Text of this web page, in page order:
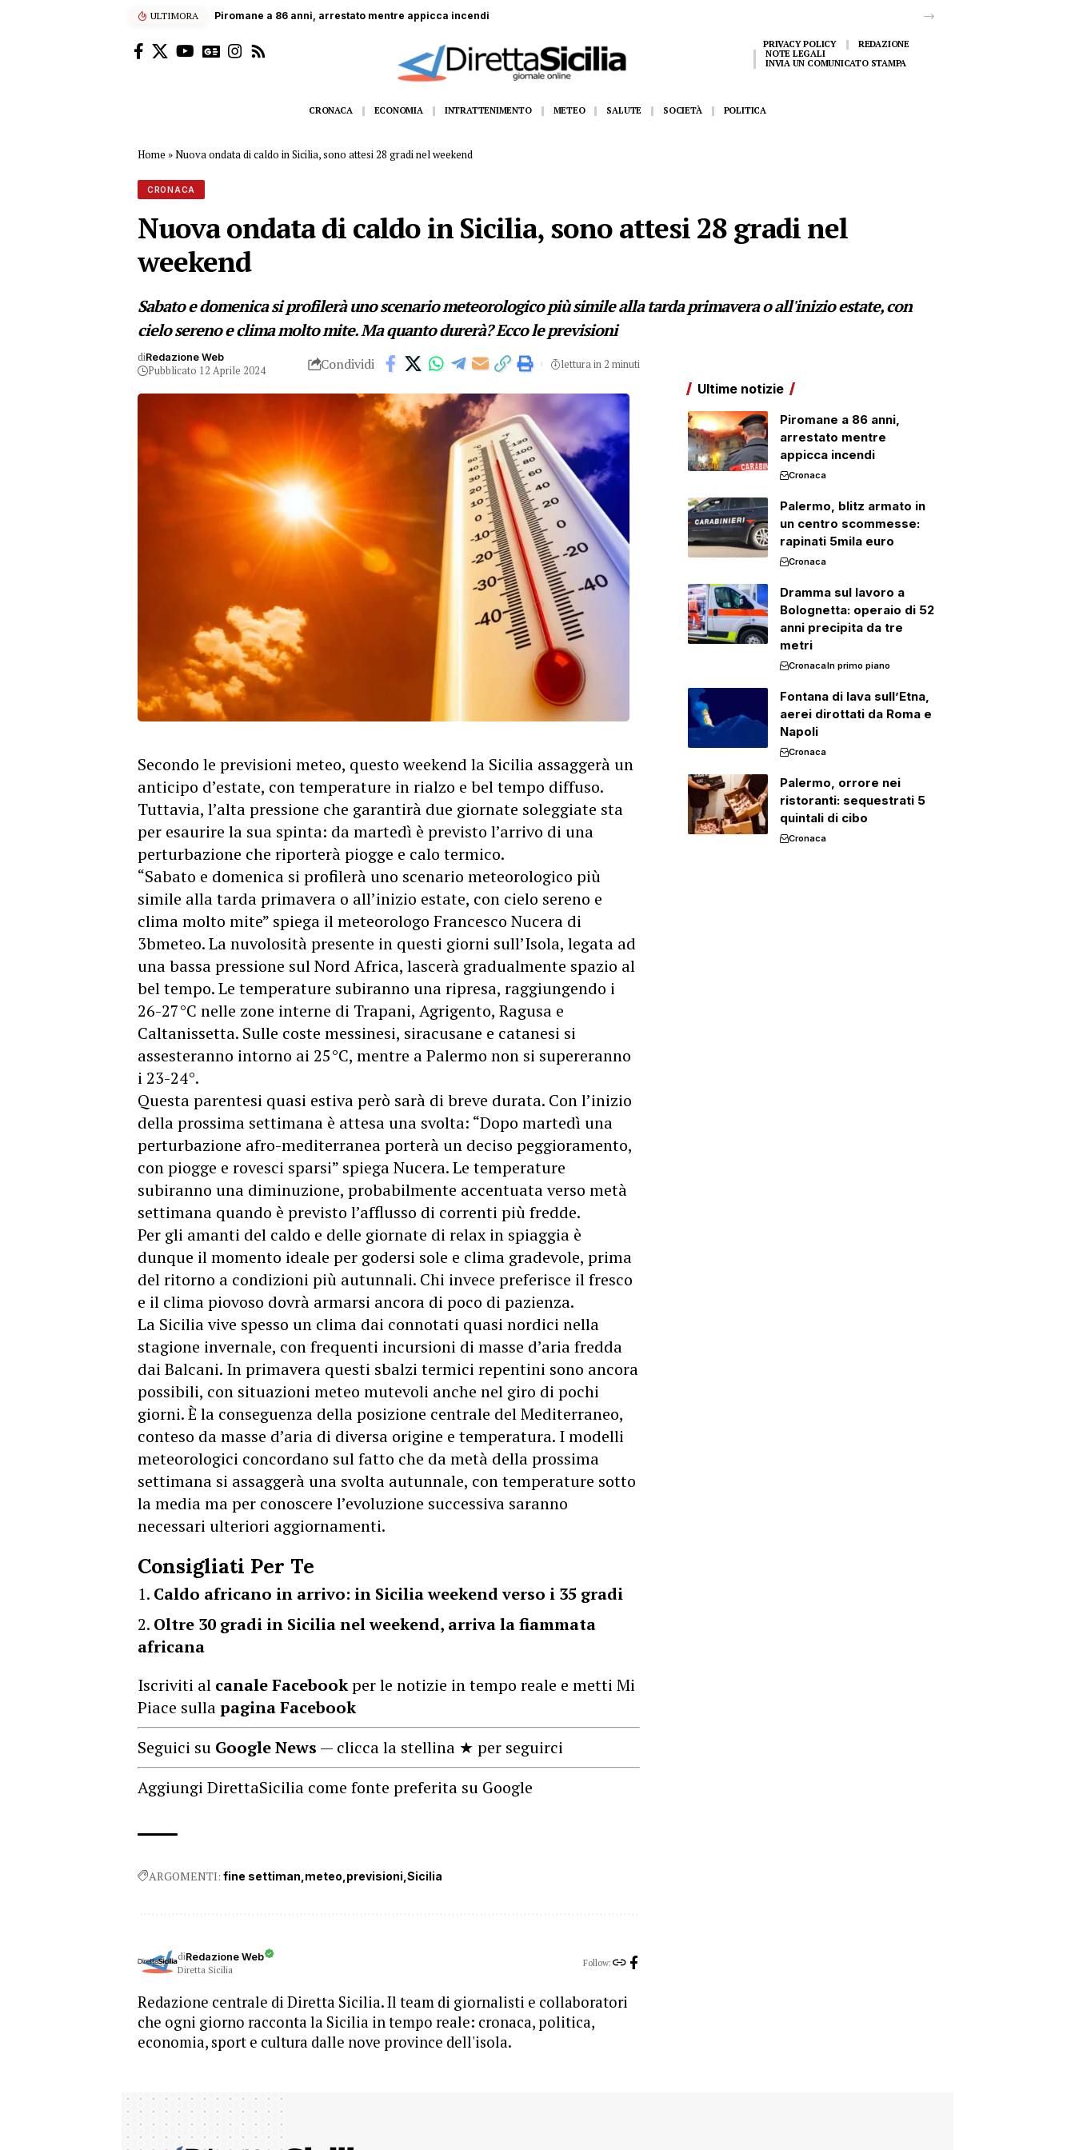
ULTIMORA Palermo, blitz armato in un centro scommesse: rapinati 5mila euro
PRIVACY POLICY
REDAZIONE
NOTE LEGALI
INVIA UN COMUNICATO STAMPA
CRONACA ECONOMIA INTRATTENIMENTO METEO SALUTE SOCIETÀ POLITICA
Home »Nuova ondata di caldo in Sicilia, sono attesi 28 gradi nel weekend
CRONACA
Nuova ondata di caldo in Sicilia, sono attesi 28 gradi nel
weekend
Sabato e domenica si profilerà uno scenario meteorologico più simile alla tarda primavera o all'inizio estate, con
cielo sereno e clima molto mite. Ma quanto durerà? Ecco le previsioni
diRedazione Web
Pubblicato 12 Aprile 2024 Condividi lettura in 2 minuti
Secondo le previsioni meteo, questo weekend la Sicilia assaggerà un
anticipo d’estate, con temperature in rialzo e bel tempo diffuso.
Tuttavia, l’alta pressione che garantirà due giornate soleggiate sta
per esaurire la sua spinta: da martedì è previsto l’arrivo di una
perturbazione che riporterà piogge e calo termico.
“Sabato e domenica si profilerà uno scenario meteorologico più
simile alla tarda primavera o all’inizio estate, con cielo sereno e
clima molto mite” spiega il meteorologo Francesco Nucera di
3bmeteo. La nuvolosità presente in questi giorni sull’Isola, legata ad
una bassa pressione sul Nord Africa, lascerà gradualmente spazio al
bel tempo. Le temperature subiranno una ripresa, raggiungendo i
26-27°C nelle zone interne di Trapani, Agrigento, Ragusa e
Caltanissetta. Sulle coste messinesi, siracusane e catanesi si
assesteranno intorno ai 25°C, mentre a Palermo non si supereranno
i 23-24°.
Questa parentesi quasi estiva però sarà di breve durata. Con l’inizio
della prossima settimana è attesa una svolta: “Dopo martedì una
perturbazione afro-mediterranea porterà un deciso peggioramento,
con piogge e rovesci sparsi” spiega Nucera. Le temperature
subiranno una diminuzione, probabilmente accentuata verso metà
settimana quando è previsto l’afflusso di correnti più fredde.
Per gli amanti del caldo e delle giornate di relax in spiaggia è
dunque il momento ideale per godersi sole e clima gradevole, prima
del ritorno a condizioni più autunnali. Chi invece preferisce il fresco
e il clima piovoso dovrà armarsi ancora di poco di pazienza.
La Sicilia vive spesso un clima dai connotati quasi nordici nella
stagione invernale, con frequenti incursioni di masse d’aria fredda
dai Balcani. In primavera questi sbalzi termici repentini sono ancora
possibili, con situazioni meteo mutevoli anche nel giro di pochi
giorni. È la conseguenza della posizione centrale del Mediterraneo,
conteso da masse d’aria di diversa origine e temperatura. I modelli
meteorologici concordano sul fatto che da metà della prossima
settimana si assaggerà una svolta autunnale, con temperature sotto
la media ma per conoscere l’evoluzione successiva saranno
necessari ulteriori aggiornamenti.
Consigliati Per Te
Caldo africano in arrivo: in Sicilia weekend verso i 35 gradi
Oltre 30 gradi in Sicilia nel weekend, arriva la fiammata
africana
Iscriviti al canale Facebookper le notizie in tempo reale e metti Mi
Piace sullapagina Facebook
Seguici su Google News — clicca la stellina ★ per seguirci
Aggiungi DirettaSicilia come fonte preferita su Google
ARGOMENTI: fine settiman meteo previsioni Sicilia
diRedazione Web
Diretta Sicilia
Follow:
Redazione centrale di Diretta Sicilia. Il team di giornalisti e collaboratori
che ogni giorno racconta la Sicilia in tempo reale: cronaca, politica,
economia, sport e cultura dalle nove province dell'isola.
Ultime notizie
Piromane a 86 anni,
arrestato mentre
appicca incendi
Cronaca
Palermo, blitz armato in
un centro scommesse:
rapinati 5mila euro
Cronaca
Dramma sul lavoro a
Bolognetta: operaio di 52
anni precipita da tre
metri
CronacaIn primo piano
Fontana di lava sull’Etna,
aerei dirottati da Roma e
Napoli
Cronaca
Palermo, orrore nei
ristoranti: sequestrati 5
quintali di cibo
Cronaca